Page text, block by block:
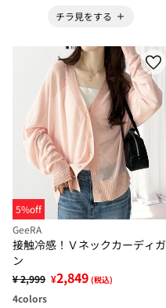
チラ見をする
5%off
GeeRA
接触冷感！Ｖネックカーディガ
ン
¥ 2,999 ¥2,849 (税込)
4colors